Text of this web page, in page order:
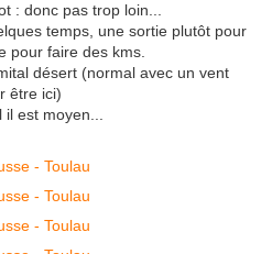
: donc pas trop loin...
temps, une sortie plutôt pour
pour faire des kms.
désert (normal avec un vent
être ici)
est moyen...